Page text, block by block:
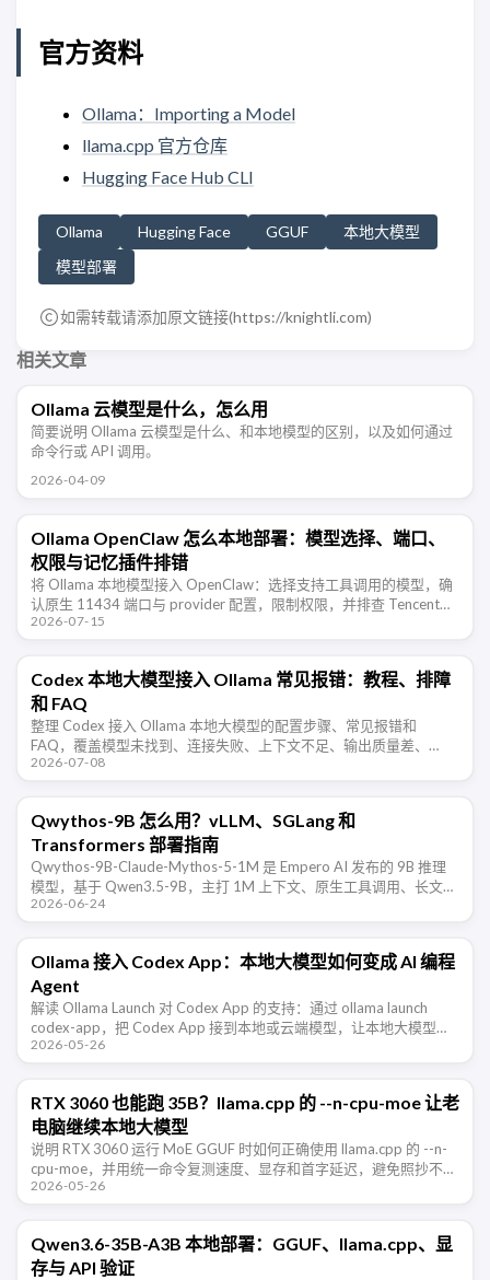
官方资料
Ollama：Importing a Model
llama.cpp 官方仓库
Hugging Face Hub CLI
Ollama Hugging Face GGUF
本地大模型
模型部署
如需转载请添加原文链接(https://knightli.com)
相关文章
Ollama 云模型是什么，怎么用
简要说明 Ollama 云模型是什么、和本地模型的区别，以及如何通过
命令行或 API 调用。
2026-04-09
Ollama OpenClaw 怎么本地部署：模型选择、端口、
权限与记忆插件排错
将 Ollama 本地模型接入 OpenClaw：选择支持工具调用的模型，确
认原生 11434 端口与 provider 配置，限制权限，并排查 TencentDB
Agent Memory 的长期记 …
2026-07-15
Codex 本地大模型接入 Ollama 常见报错：教程、排障
和 FAQ
整理 Codex 接入 Ollama 本地大模型的配置步骤、常见报错和
FAQ，覆盖模型未找到、连接失败、上下文不足、输出质量差、
Windows/WSL 访问等排障场景。
2026-07-08
Qwythos-9B 怎么用？vLLM、SGLang 和
Transformers 部署指南
Qwythos-9B-Claude-Mythos-5-1M 是 Empero AI 发布的 9B 推理
模型，基于 Qwen3.5-9B，主打 1M 上下文、原生工具调用、长文本
推理和 …
2026-06-24
Ollama 接入 Codex App：本地大模型如何变成 AI 编程
Agent
解读 Ollama Launch 对 Codex App 的支持：通过 ollama launch
codex-app，把 Codex App 接到本地或云端模型，让本地大模型从
聊天工具进入 AI 编 …
2026-05-26
RTX 3060 也能跑 35B？llama.cpp 的 --n-cpu-moe 让老
电脑继续本地大模型
说明 RTX 3060 运行 MoE GGUF 时如何正确使用 llama.cpp 的 --n-
cpu-moe，并用统一命令复测速度、显存和首字延迟，避免照抄不可
比的跑分。
2026-05-26
Qwen3.6-35B-A3B 本地部署：GGUF、llama.cpp、显
存与 API 验证